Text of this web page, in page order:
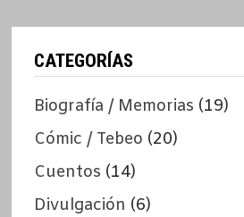
CATEGORÍAS
Biografía / Memorias (19)
Cómic / Tebeo (20)
Cuentos (14)
Divulgación (6)